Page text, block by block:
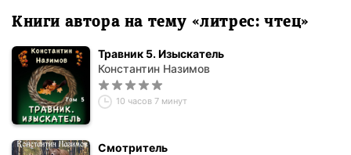
Книги автора на тему «литрес: чтец»
Травник 5. Изыскатель
Константин Назимов
10 часов 7 минут
Смотритель